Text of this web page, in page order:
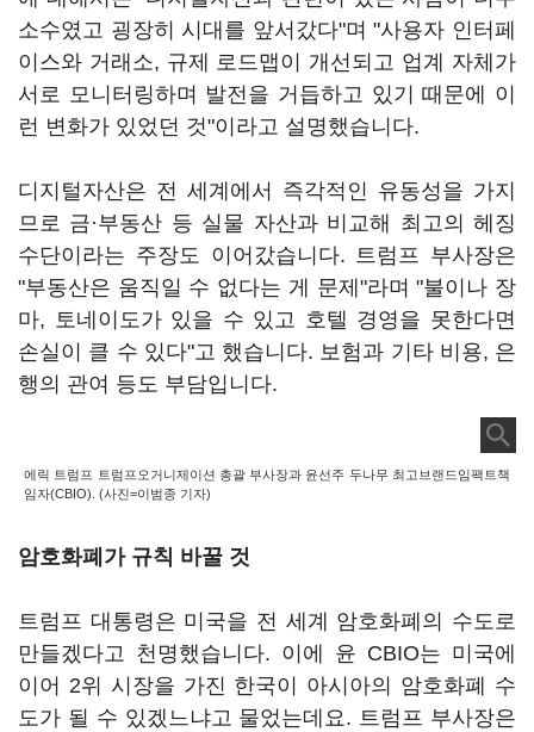
소수였고 굉장히 시대를 앞서갔다"며 "사용자 인터페
이스와 거래소, 규제 로드맵이 개선되고 업계 자체가
서로 모니터링하며 발전을 거듭하고 있기 때문에 이
런 변화가 있었던 것"이라고 설명했습니다.
디지털자산은 전 세계에서 즉각적인 유동성을 가지
므로 금·부동산 등 실물 자산과 비교해 최고의 헤징
수단이라는 주장도 이어갔습니다. 트럼프 부사장은
"부동산은 움직일 수 없다는 게 문제"라며 "불이나 장
마, 토네이도가 있을 수 있고 호텔 경영을 못한다면
손실이 클 수 있다"고 했습니다. 보험과 기타 비용, 은
행의 관여 등도 부담입니다.
에릭 트럼프 트럼프오거니제이션 총괄 부사장과 윤선주 두나무 최고브랜드임팩트책
임자(CBIO). (사진=이범종 기자)
암호화폐가 규칙 바꿀 것
트럼프 대통령은 미국을 전 세계 암호화폐의 수도로
만들겠다고 천명했습니다. 이에 윤 CBIO는 미국에
이어 2위 시장을 가진 한국이 아시아의 암호화폐 수
도가 될 수 있겠느냐고 물었는데요. 트럼프 부사장은